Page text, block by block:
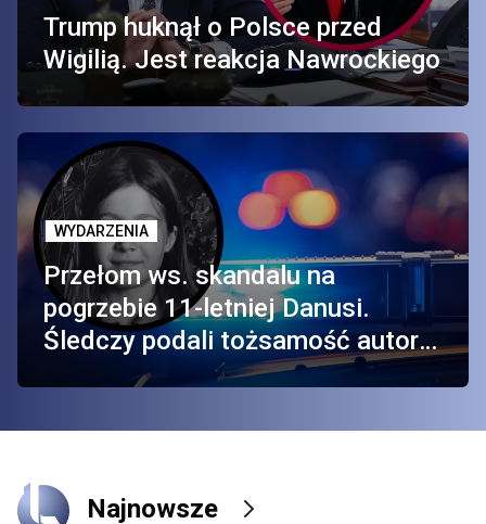
Trump huknął o Polsce przed
Wigilią. Jest reakcja Nawrockiego
WYDARZENIA
Przełom ws. skandalu na
pogrzebie 11-letniej Danusi.
Śledczy podali tożsamość autora
dezinformacji
Najnowsze